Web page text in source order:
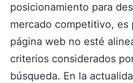
posicionamiento para
mercado competitivo, es
página web no esté
criterios considerados
búsqueda. En la